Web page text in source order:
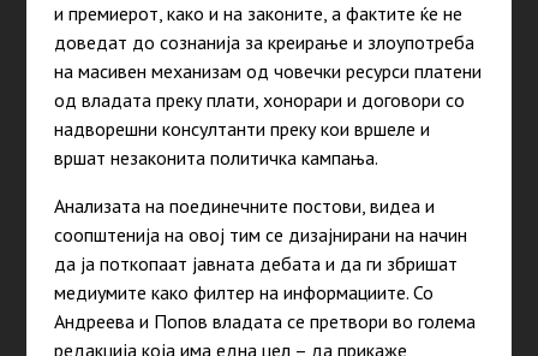
и премиерот, како и на законите, a фактите ќе не
доведат до сознанија за креирање и злоупотреба
на масивен механизам од човечки ресурси платени
од владата преку плати, хонорари и договори со
надворешни консултанти преку кои вршеле и
вршат незаконита политичка кампања.
Анализата на поединечните постови, видеа и
соопштенија на овој тим се дизајнирани на начин
да ја поткопаат јавната дебата и да ги збришат
медиумите како филтер на информациите. Со
Андреева и Попов владата се претвори во голема
редакција која има една цел – да прикаже